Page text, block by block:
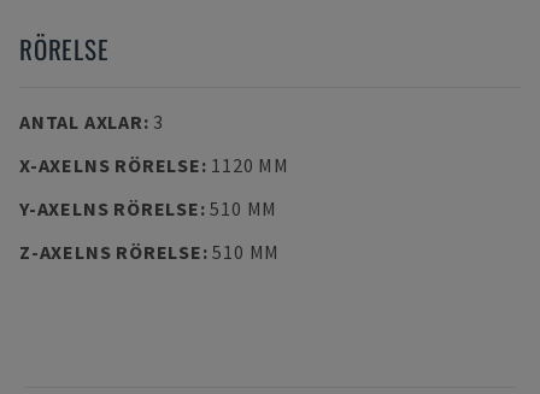
RÖRELSE
ANTAL AXLAR: 3
X-AXELNS RÖRELSE: 1120 MM
Y-AXELNS RÖRELSE:510 MM
Z-AXELNS RÖRELSE:510 MM